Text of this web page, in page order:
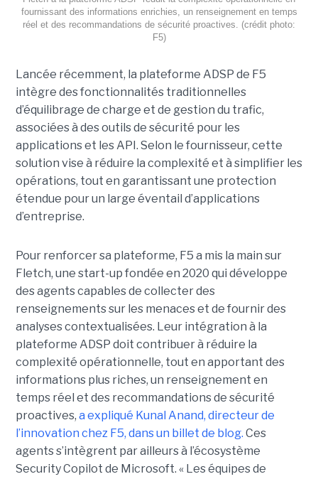
fournissant des informations enrichies, un renseignement en temps
réel et des recommandations de sécurité proactives. (crédit photo:
F5)
Lancée récemment, la plateforme ADSP de F5
intègre des fonctionnalités traditionnelles
d’équilibrage de charge et de gestion du trafic,
associées à des outils de sécurité pour les
applications et les API. Selon le fournisseur, cette
solution vise à réduire la complexité et à simplifier les
opérations, tout en garantissant une protection
étendue pour un large éventail d’applications
d’entreprise.
Pour renforcer sa plateforme, F5 a mis la main sur
Fletch, une start-up fondée en 2020 qui développe
des agents capables de collecter des
renseignements sur les menaces et de fournir des
analyses contextualisées. Leur intégration à la
plateforme ADSP doit contribuer à réduire la
complexité opérationnelle, tout en apportant des
informations plus riches, un renseignement en
temps réel et des recommandations de sécurité
proactives, a expliqué Kunal Anand, directeur de
l’innovation chez F5, dans un billet de blog. Ces
agents s’intègrent par ailleurs à l’écosystème
Security Copilot de Microsoft. « Les équipes de